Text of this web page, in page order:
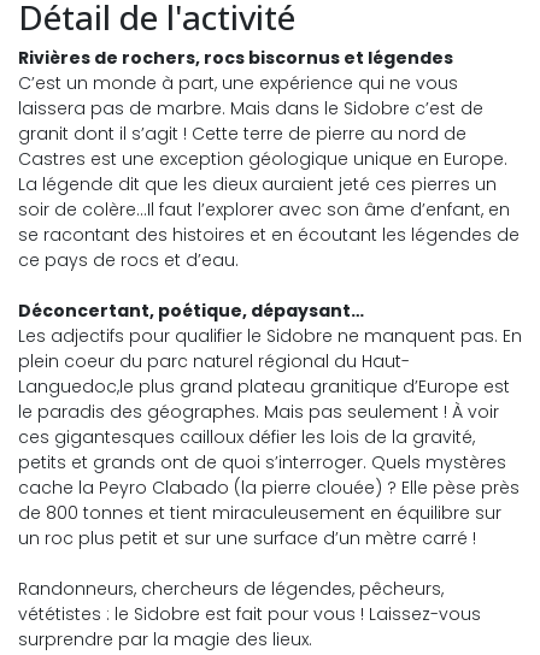
Détail de l'activité
Rivières de rochers, rocs biscornus et légendes
C’est un monde à part, une expérience qui ne vous
laissera pas de marbre. Mais dans le Sidobre c’est de
granit dont il s’agit ! Cette terre de pierre au nord de
Castres est une exception géologique unique en Europe.
La légende dit que les dieux auraient jeté ces pierres un
soir de colère…Il faut l’explorer avec son âme d’enfant, en
se racontant des histoires et en écoutant les légendes de
ce pays de rocs et d’eau.
Déconcertant, poétique, dépaysant…
Les adjectifs pour qualifier le Sidobre ne manquent pas. En
plein coeur du parc naturel régional du Haut-
Languedoc,le plus grand plateau granitique d’Europe est
le paradis des géographes. Mais pas seulement ! À voir
ces gigantesques cailloux défier les lois de la gravité,
petits et grands ont de quoi s’interroger. Quels mystères
cache la Peyro Clabado (la pierre clouée) ? Elle pèse près
de 800 tonnes et tient miraculeusement en équilibre sur
un roc plus petit et sur une surface d’un mètre carré !
Randonneurs, chercheurs de légendes, pêcheurs,
vététistes : le Sidobre est fait pour vous ! Laissez-vous
surprendre par la magie des lieux.